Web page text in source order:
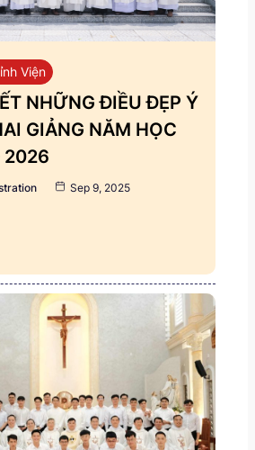
Viện
NHỮNG ĐIỀU ĐẸP Ý
GIẢNG NĂM HỌC
2026
Sep 9, 2025